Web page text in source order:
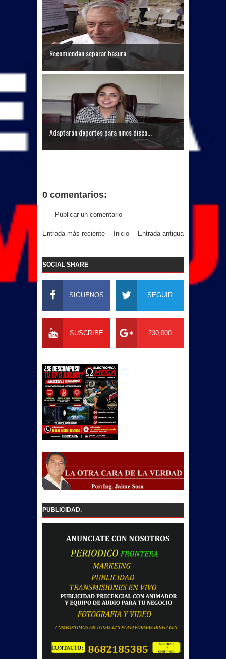
Recomiendan separar basura
Adaptarán deportes para niños disca...
0 comentarios:
Publicar un comentario
Entrada más reciente Entrada antigua
Inicio
SOCIAL SHARE
SIGUENOS SEGUIR
SUSCRIBE 230,000
PUBLICIDAD.